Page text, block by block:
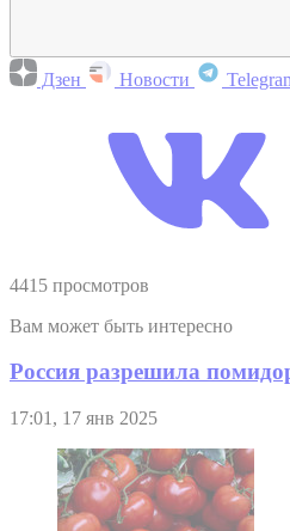
Дзен Новости
4415 просмотров
Вам может быть интересно
Россия разрешила
17:01, 17 янв 2025